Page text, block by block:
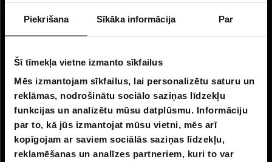
Piekrišana Sīkāka informācija Par
Šī tīmekļa vietne izmanto sīkfailus
Mēs izmantojam sīkfailus, lai personalizētu saturu un
reklāmas, nodrošinātu sociālo saziņas līdzekļu
funkcijas un analizētu mūsu datplūsmu. Informāciju
par to, kā jūs izmantojat mūsu vietni, mēs arī
kopīgojam ar saviem sociālās saziņas līdzekļu,
reklamēšanas un analīzes partneriem, kuri to var
Klientu apkalpošana
FAQ - Biežāk uzdotie jautājumi
Piegāde
Atgriešana
Pretenzijas